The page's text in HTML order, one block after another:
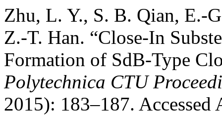
Zhu, L. Y., S. B. Qian, E.-
Z.-T. Han. “Close-In
Formation of SdB-Type
Polytechnica CTU
2015): 183–187. Accessed